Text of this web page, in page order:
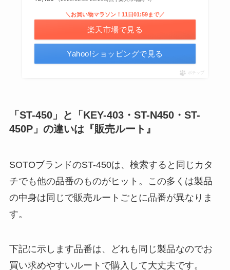
＼お買い物マラソン！11日01:59まで／
楽天市場で見る
Yahoo!ショッピングで見る
ポチップ
「ST-450」と「KEY-403・ST-N450・ST-
450P」の違いは『販売ルート』
SOTOブランドのST-450は、検索すると同じカタ
チでも他の品番のものがヒット。この多くは製品
の中身は同じで販売ルートごとに品番が異なりま
す。
下記に示します品番は、どれも同じ製品なのでお
買い求めやすいルートで購入して大丈夫です。